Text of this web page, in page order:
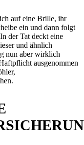
auf eine Brille, ihr
ein und dann folgt
der Tat deckt eine
und ähnlich
nun aber wirklich
ausgenommen